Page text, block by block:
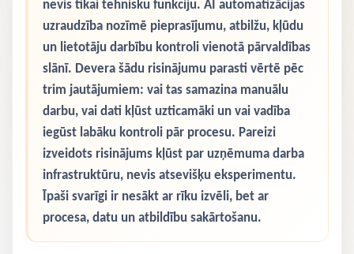
nevis tikai tehnisku funkciju. AI automatizācijas
uzraudzība nozīmē pieprasījumu, atbilžu, kļūdu
un lietotāju darbību kontroli vienotā pārvaldības
slānī. Devera šādu risinājumu parasti vērtē pēc
trim jautājumiem: vai tas samazina manuālu
darbu, vai dati kļūst uzticamāki un vai vadība
iegūst labāku kontroli pār procesu. Pareizi
izveidots risinājums kļūst par uzņēmuma darba
infrastruktūru, nevis atsevišķu eksperimentu.
Īpaši svarīgi ir nesākt ar rīku izvēli, bet ar
procesa, datu un atbildību sakārtošanu.